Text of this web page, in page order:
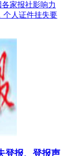
家报社影响力
个人证件挂失要
登报、登报声